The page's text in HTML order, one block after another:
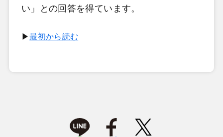
い」との回答を得ています。
▶最初から読む